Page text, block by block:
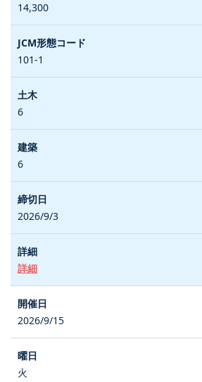
14,300
101-1
6
6
2026/9/3
詳細
2026/9/15
火